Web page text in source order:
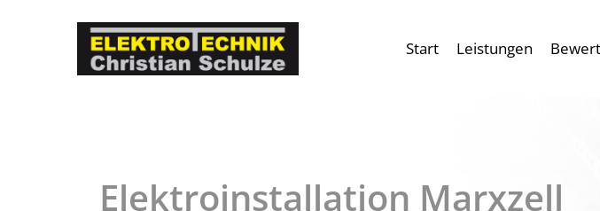
Start Leistungen
Elektroinstallation Marxzell